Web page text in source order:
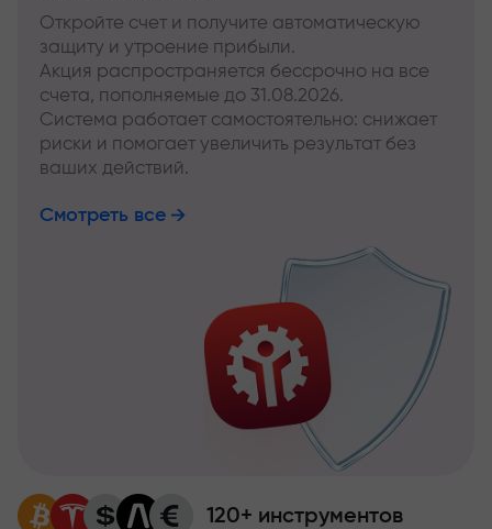
Откройте счет и получите автоматическую
защиту и утроение прибыли.
Акция распространяется бессрочно на все
счета, пополняемые до 31.08.2026.
Система работает самостоятельно: снижает
риски и помогает увеличить результат без
ваших действий.
Смотреть все
120+ инструментов